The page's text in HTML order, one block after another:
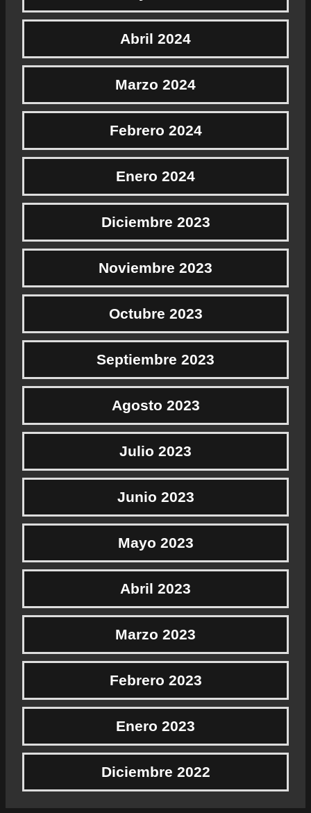
Abril 2024
Marzo 2024
Febrero 2024
Enero 2024
Diciembre 2023
Noviembre 2023
Octubre 2023
Septiembre 2023
Agosto 2023
Julio 2023
Junio 2023
Mayo 2023
Abril 2023
Marzo 2023
Febrero 2023
Enero 2023
Diciembre 2022